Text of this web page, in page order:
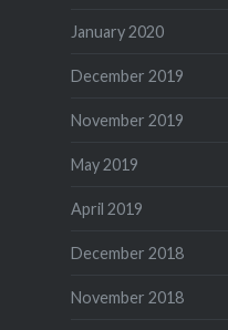
January 2020
December 2019
November 2019
May 2019
April 2019
December 2018
November 2018